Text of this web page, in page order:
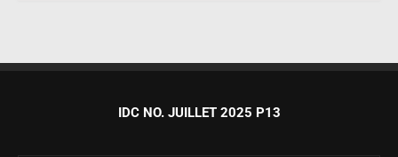
IDC NO. JUILLET 2025 P13